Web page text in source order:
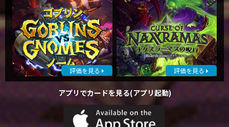
評価を見る 評価を見る
アプリでカードを見る(アプリ起動)